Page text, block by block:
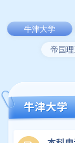
牛津大学
帝国